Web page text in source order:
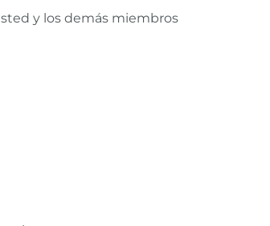
y los demás miembros